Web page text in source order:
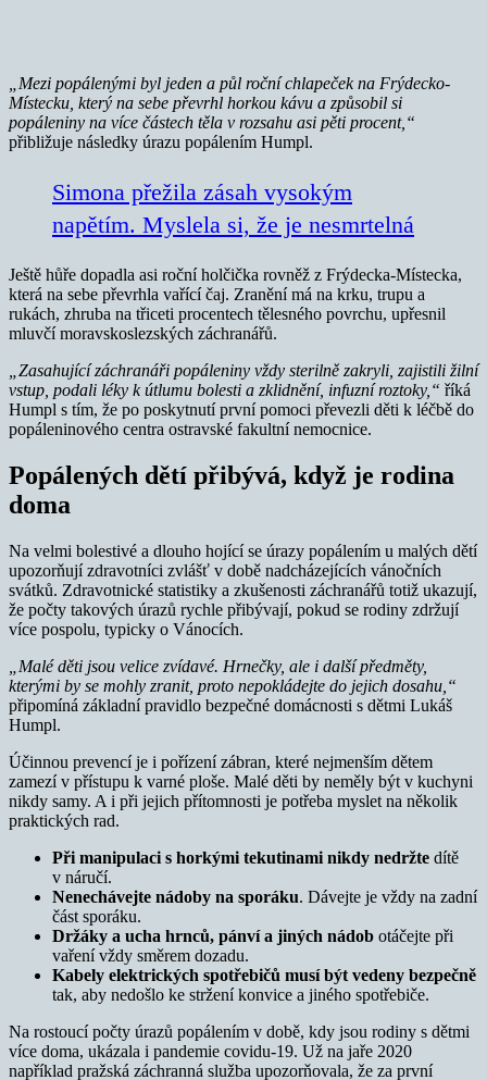
„Mezi popálenými byl jeden a půl roční chlapeček na Frýdecko-
Místecku, který na sebe převrhl horkou kávu a způsobil si
popáleniny na více částech těla v rozsahu asi pěti procent,“
přibližuje následky úrazu popálením Humpl.
Simona přežila zásah vysokým
napětím. Myslela si, že je nesmrtelná
Ještě hůře dopadla asi roční holčička rovněž z Frýdecka-Místecka,
která na sebe převrhla vařící čaj. Zranění má na krku, trupu a
rukách, zhruba na třiceti procentech tělesného povrchu, upřesnil
mluvčí moravskoslezských záchranářů.
„Zasahující záchranáři popáleniny vždy sterilně zakryli, zajistili žilní
vstup, podali léky k útlumu bolesti a zklidnění, infuzní roztoky,“ říká
Humpl s tím, že po poskytnutí první pomoci převezli děti k léčbě do
popáleninového centra ostravské fakultní nemocnice.
Popálených dětí přibývá, když je rodina
doma
Na velmi bolestivé a dlouho hojící se úrazy popálením u malých dětí
upozorňují zdravotníci zvlášť v době nadcházejících vánočních
svátků. Zdravotnické statistiky a zkušenosti záchranářů totiž ukazují,
že počty takových úrazů rychle přibývají, pokud se rodiny zdržují
více pospolu, typicky o Vánocích.
„Malé děti jsou velice zvídavé. Hrnečky, ale i další předměty,
kterými by se mohly zranit, proto nepokládejte do jejich dosahu,“
připomíná základní pravidlo bezpečné domácnosti s dětmi Lukáš
Humpl.
Účinnou prevencí je i pořízení zábran, které nejmenším dětem
zamezí v přístupu k varné ploše. Malé děti by neměly být v kuchyni
nikdy samy. A i při jejich přítomnosti je potřeba myslet na několik
praktických rad.
Při manipulaci s horkými tekutinami nikdy nedržte dítě
v náručí.
Nenechávejte nádoby na sporáku. Dávejte je vždy na zadní
část sporáku.
Držáky a ucha hrnců, pánví a jiných nádob otáčejte při
vaření vždy směrem dozadu.
Kabely elektrických spotřebičů musí být vedeny bezpečně
tak, aby nedošlo ke stržení konvice a jiného spotřebiče.
Na rostoucí počty úrazů popálením v době, kdy jsou rodiny s dětmi
více doma, ukázala i pandemie covidu-19. Už na jaře 2020
například pražská záchranná služba upozorňovala, že za první